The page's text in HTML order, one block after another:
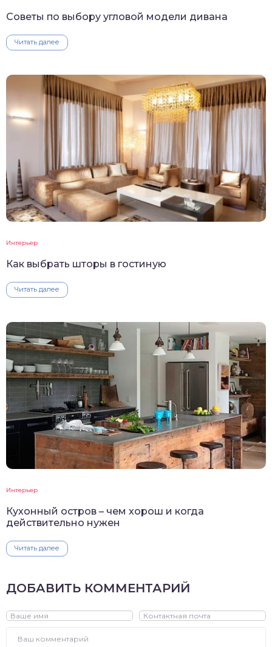
Советы по выбору угловой модели дивана
Читать далее
Интерьер
Как выбрать шторы в гостиную
Читать далее
Интерьер
Кухонный остров – чем хорош и когда
действительно нужен
Читать далее
ДОБАВИТЬ КОММЕНТАРИЙ